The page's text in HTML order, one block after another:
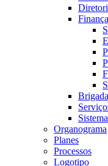
Organograma
Planes
Processos
Logotipo